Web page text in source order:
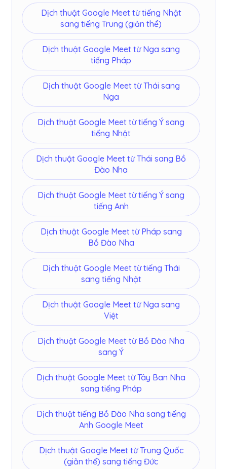
Dịch thuật Google Meet từ tiếng Nhật
sang tiếng Trung (giản thể)
Dịch thuật Google Meet từ Nga sang
tiếng Pháp
Dịch thuật Google Meet từ Thái sang
Nga
Dịch thuật Google Meet từ tiếng Ý sang
tiếng Nhật
Dịch thuật Google Meet từ Thái sang Bồ
Đào Nha
Dịch thuật Google Meet từ tiếng Ý sang
tiếng Anh
Dịch thuật Google Meet từ Pháp sang
Bồ Đào Nha
Dịch thuật Google Meet từ tiếng Thái
sang tiếng Nhật
Dịch thuật Google Meet từ Nga sang
Việt
Dịch thuật Google Meet từ Bồ Đào Nha
sang Ý
Dịch thuật Google Meet từ Tây Ban Nha
sang tiếng Pháp
Dịch thuật tiếng Bồ Đào Nha sang tiếng
Anh Google Meet
Dịch thuật Google Meet từ Trung Quốc
(giản thể) sang tiếng Đức